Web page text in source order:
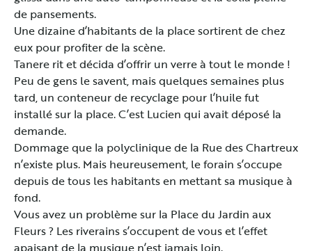
de pansements.
Une dizaine d’habitants de la place sortirent de chez
eux pour profiter de la scène.
Tanere rit et décida d’offrir un verre à tout le monde !
Peu de gens le savent, mais quelques semaines plus
tard, un conteneur de recyclage pour l’huile fut
installé sur la place. C’est Lucien qui avait déposé la
demande.
Dommage que la polyclinique de la Rue des Chartreux
n’existe plus. Mais heureusement, le forain s’occupe
depuis de tous les habitants en mettant sa musique à
fond.
Vous avez un problème sur la Place du Jardin aux
Fleurs ? Les riverains s’occupent de vous et l’effet
apaisant de la musique n’est jamais loin.